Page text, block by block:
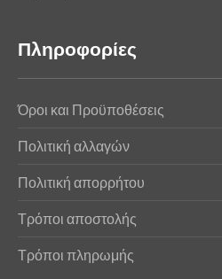
Πληροφορίες
Όροι και Προϋποθέσεις
Πολιτική αλλαγών
Πολιτική απορρήτου
Τρόποι αποστολής
Τρόποι πληρωμής